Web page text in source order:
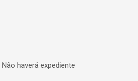
Não haverá expediente